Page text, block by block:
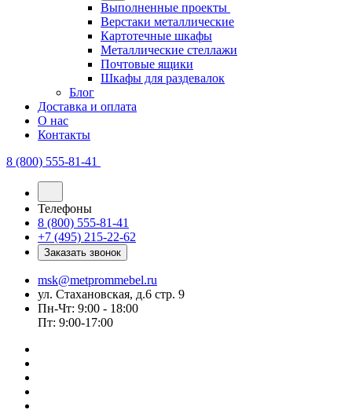
Выполненные проекты
Верстаки металлические
Картотечные шкафы
Металлические стеллажи
Почтовые ящики
Шкафы для раздевалок
Блог
Доставка и оплата
О нас
Контакты
8 (800) 555-81-41
Телефоны
8 (800) 555-81-41
+7 (495) 215-22-62
Заказать звонок
msk@metprommebel.ru
ул. Стахановская, д.6 стр. 9
Пн-Чт: 9:00 - 18:00
Пт: 9:00-17:00